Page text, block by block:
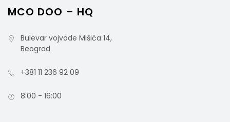
Aluminijumska Drška Sa Ergonomskim
1.500,00
cena bez PDV-a
MCO DOO – HQ
Bulevar vojvode Mišića 14,
Beograd
+381 11 236 92 09
8:00 - 16:00